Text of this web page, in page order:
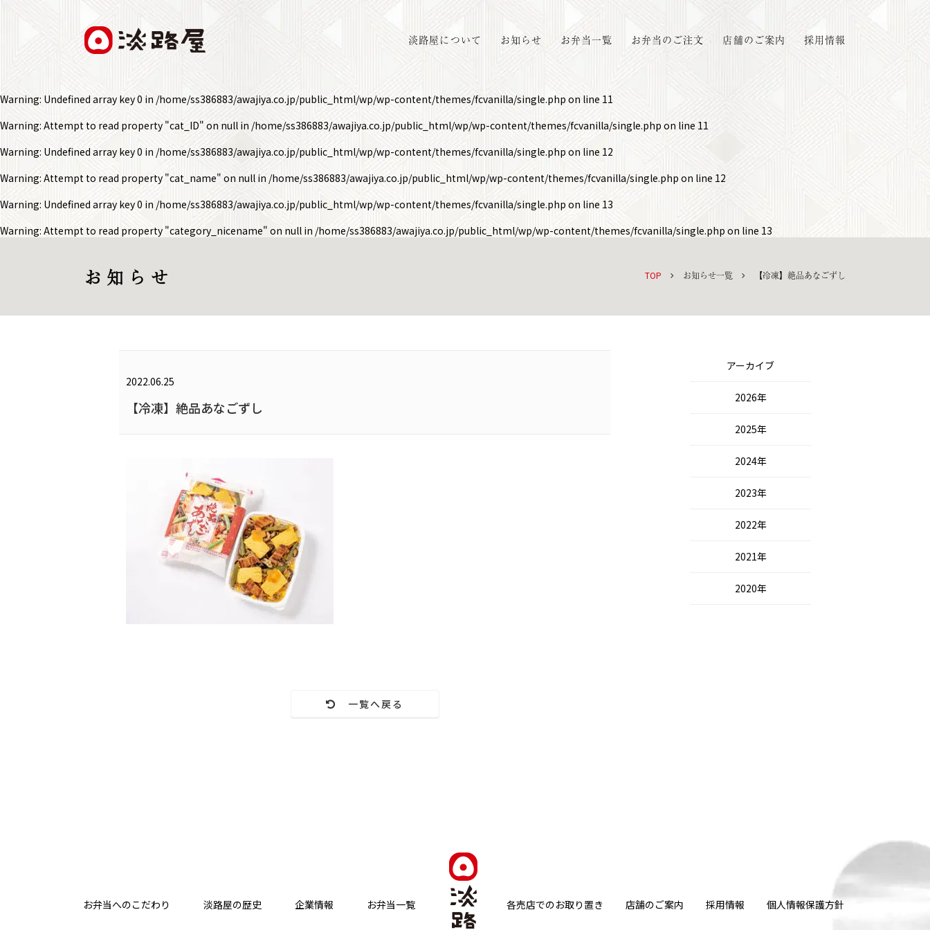
淡路屋について お知らせ お弁当一覧 お弁当のご注文 店舗のご案内 採用情報
Warning: Undefined array key 0 in /home/ss386883/awajiya.co.jp/public_html/wp/wp-content/themes/fcvanilla/single.php on line 11
Warning: Attempt to read property "cat_ID" on null in /home/ss386883/awajiya.co.jp/public_html/wp/wp-content/themes/fcvanilla/single.php on line 11
Warning: Undefined array key 0 in /home/ss386883/awajiya.co.jp/public_html/wp/wp-content/themes/fcvanilla/single.php on line 12
Warning: Attempt to read property "cat_name" on null in /home/ss386883/awajiya.co.jp/public_html/wp/wp-content/themes/fcvanilla/single.php on line 12
Warning: Undefined array key 0 in /home/ss386883/awajiya.co.jp/public_html/wp/wp-content/themes/fcvanilla/single.php on line 13
Warning: Attempt to read property "category_nicename" on null in /home/ss386883/awajiya.co.jp/public_html/wp/wp-content/themes/fcvanilla/single.php on line 13
お 知 ら せ TOP お知らせ一覧 【冷凍】絶品あなごずし
2022.06.25
【冷凍】絶品あなごずし
一覧へ戻る
アーカイブ
2026年
2025年
2024年
2023年
2022年
2021年
2020年
お弁当へのこだわり 淡路屋の歴史 企業情報 お弁当一覧 各売店でのお取り置き 店舗のご案内 採用情報 個人情報保護方針